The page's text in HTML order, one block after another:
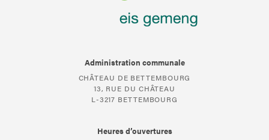
Administration communale
CHÂTEAU DE BETTEMBOURG
13, RUE DU CHÂTEAU
L-3217 BETTEMBOURG
Heures d’ouvertures